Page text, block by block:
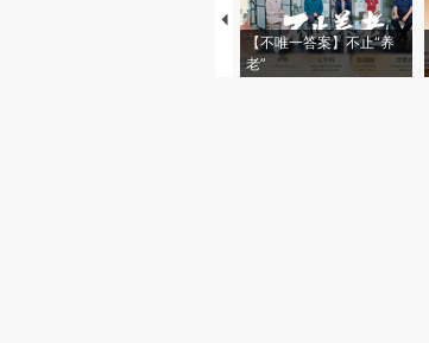
【不唯一答案】不止“养
老”